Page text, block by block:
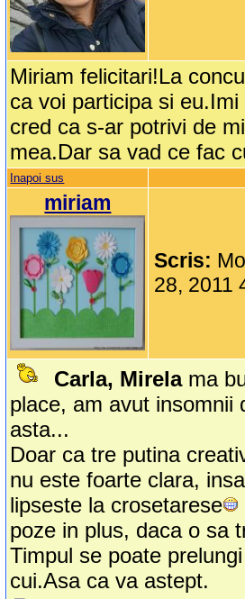
Miriam felicitari!La
ca voi participa si
cred ca s-ar potrivi de
mea.Dar sa vad ce fac
Inapoi sus
miriam
Scris:
28, 2011
Carla, Mirela ma
place, am avut insomnii
asta...
Doar ca tre putina
nu este foarte clara,
lipseste la crosetarese
poze in plus, daca o sa
Timpul se poate
cui.Asa ca va astept.